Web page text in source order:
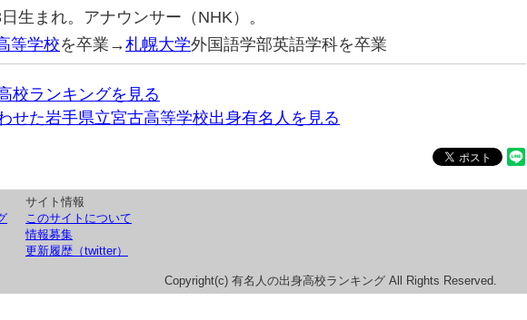
生まれ。アナウンサー（NHK）。
等学校を卒業→札幌大学外国語学部英語学科を卒業
校ランキングを見る
せた岩手県立宮古高等学校出身有名人を見る
サイト情報
このサイトについて
情報募集
更新履歴（twitter）
Copyright(c) 有名人の出身高校ランキング All Rights Reserved.